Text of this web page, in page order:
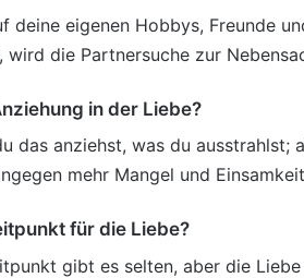
deine eigenen Hobbys, Freunde
wird die Partnersuche zur
in der Liebe?
das anziehst, was du
mehr Mangel und
für die Liebe?
gibt es selten, aber die